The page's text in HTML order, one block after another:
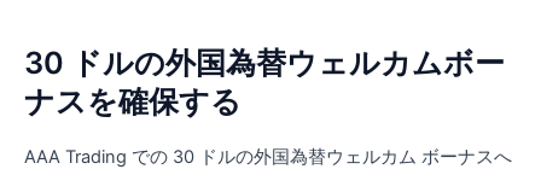
30 ドルの外国為替ウェルカムボー
ナスを確保する
AAA Trading での 30 ドルの外国為替ウェルカム ボーナスへ